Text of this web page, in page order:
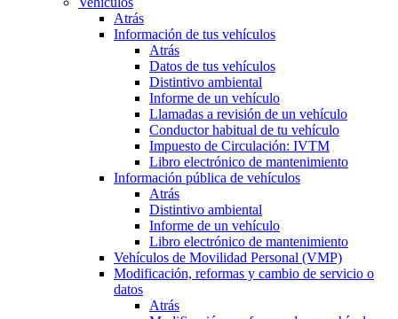
Atrás
Información de tus vehículos
Atrás
Datos de tus vehículos
Distintivo ambiental
Informe de un vehículo
Llamadas a revisión de un vehículo
Conductor habitual de tu vehículo
Impuesto de Circulación: IVTM
Libro electrónico de mantenimiento
Información pública de vehículos
Atrás
Distintivo ambiental
Informe de un vehículo
Libro electrónico de mantenimiento
Vehículos de Movilidad Personal (VMP)
Modificación, reformas y cambio de servicio o
datos
Atrás